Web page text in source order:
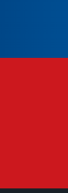
nie je možné vás